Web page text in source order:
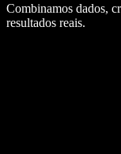
Combinamos dados,
resultados reais.